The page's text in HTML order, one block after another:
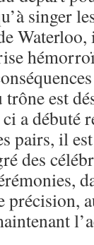
singer
trône est
a débuté
pairs, il
des
précision,